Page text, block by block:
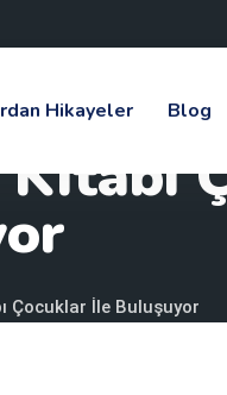
Hikayeler Blog
Çocuklar İle Buluşuyor